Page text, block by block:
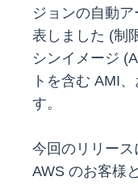
ジョンの自動
表しました (制
シンイメージ
トを含む AMI
す。
今回のリリー
AWS のお客様